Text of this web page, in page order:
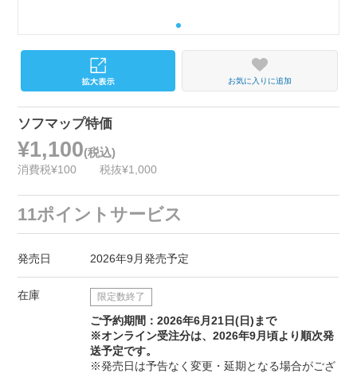
お気に入りに追加
ソフマップ特価
¥1,100(税込)
消費税¥100 税抜¥1,000
11ポイントサービス
発売日 2026年9月発売予定
在庫 限定数終了
ご予約期間：2026年6月21日(日)まで
※オンライン受注分は、2026年9月頃より順次発
送予定です。
※発売日は予告なく変更・延期となる場合がござ